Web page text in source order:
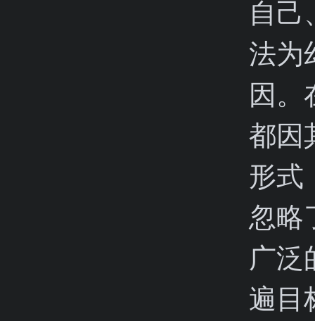
自己
法为
因。
都因
形式
忽略
广泛
遍目